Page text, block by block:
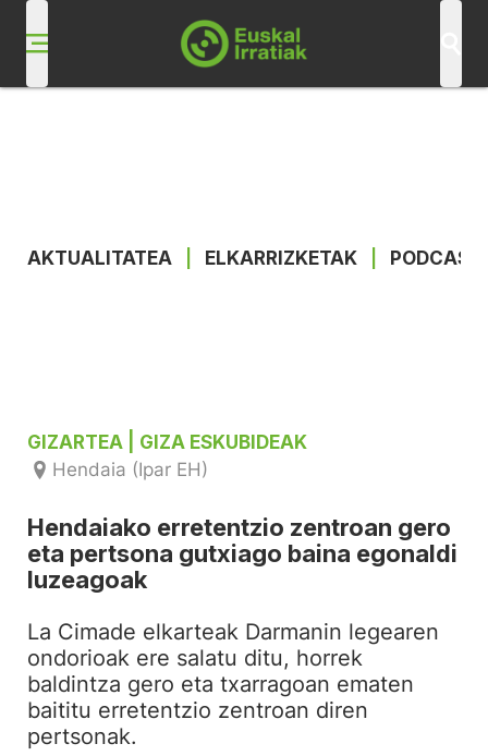
AKTUALITATEA ELKARRIZKETAK
GIZARTEA
| GIZA ESKUBIDEAK
Hendaia (Ipar EH)
Hendaiako erretentzio zentroan gero
eta pertsona gutxiago baina egonaldi
luzeagoak
La Cimade elkarteak Darmanin legearen
ondorioak ere salatu ditu, horrek
baldintza gero eta txarragoan ematen
baititu erretentzio zentroan diren
pertsonak.